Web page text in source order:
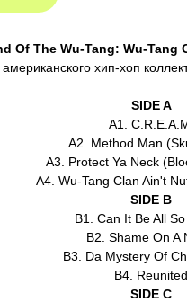
Of The Wu-Tang: Wu-Tang
хип-хоп
SIDE A
A1.
A2. Method Man
A3. Protect Ya Neck
A4. Wu-Tang Clan Ain't
SIDE B
B1. Can It Be All
B2. Shame On A
B3. Da Mystery Of
B4. Reunited
SIDE C